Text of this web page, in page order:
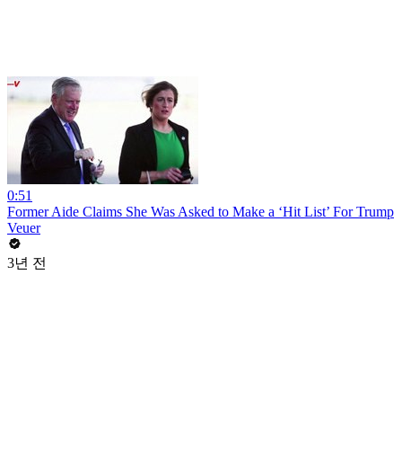
0:51
Former Aide Claims She Was Asked to Make a ‘Hit List’ For Trump
Veuer
3년 전